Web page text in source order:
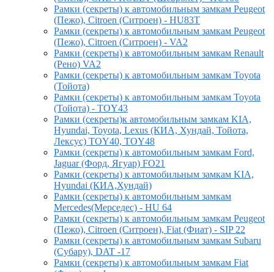
Рамки (секреты) к автомобильным замкам Peugeot
(Пежо), Citroen (Ситроен) - HU83T
Рамки (секреты) к автомобильным замкам Peugeot
(Пежо), Citroen (Ситроен) - VA2
Рамки (секреты) к автомобильным замкам Renault
(Рено) VA2
Рамки (секреты) к автомобильным замкам Toyota
(Тойота)
Рамки (секреты) к автомобильным замкам Toyota
(Тойота) - TOY43
Рамки (секреты)к автомобильным замкам KIA,
Hyundai, Toyota, Lexus (КИА, Хундай, Тойота,
Лексус) TOY40, TOY48
Рамки (секреты) к автомобильным замкам Ford,
Jaguar (Форд, Ягуар) FO21
Рамки (секреты) к автомобильным замкам KIA,
Hyundai (КИА,Хундай)
Рамки (секреты) к автомобильным замкам
Mercedes(Мерседес) - HU 64
Рамки (секреты) к автомобильным замкам Peugeot
(Пежо), Citroen (Ситроен), Fiat (Фиат) - SIP 22
Рамки (секреты) к автомобильным замкам Subaru
(Субару), DAT -17
Рамки (секреты) к автомобильным замкам Fiat